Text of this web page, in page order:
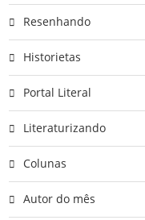
Resenhando
Historietas
Portal Literal
Literaturizando
Colunas
Autor do mês